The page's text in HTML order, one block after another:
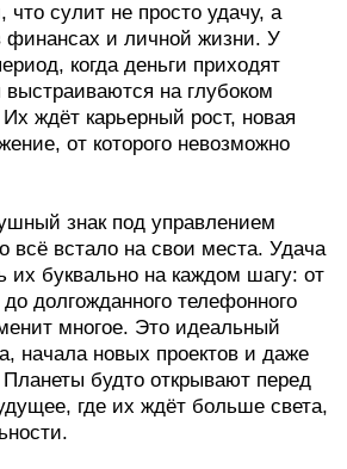
сулит не просто удачу, а
финансах и личной жизни. У
когда деньги приходят
на глубоком
ждёт карьерный рост, новая
от которого невозможно
знак под управлением
всё встало на свои места. Удача
их буквально на каждом шагу: от
долгожданного телефонного
многое. Это идеальный
начала новых проектов и даже
будто открывают перед
где их ждёт больше света,